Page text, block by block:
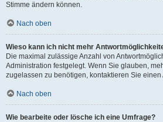
Stimme ändern können.
Nach oben
Wieso kann ich nicht mehr
Die maximal zulässige Anzahl von
Administration festgelegt. Wenn Sie glauben,
zugelassen zu benötigen, kontaktieren Sie einen
Nach oben
Wie bearbeite oder lösche ich eine Umfrage?